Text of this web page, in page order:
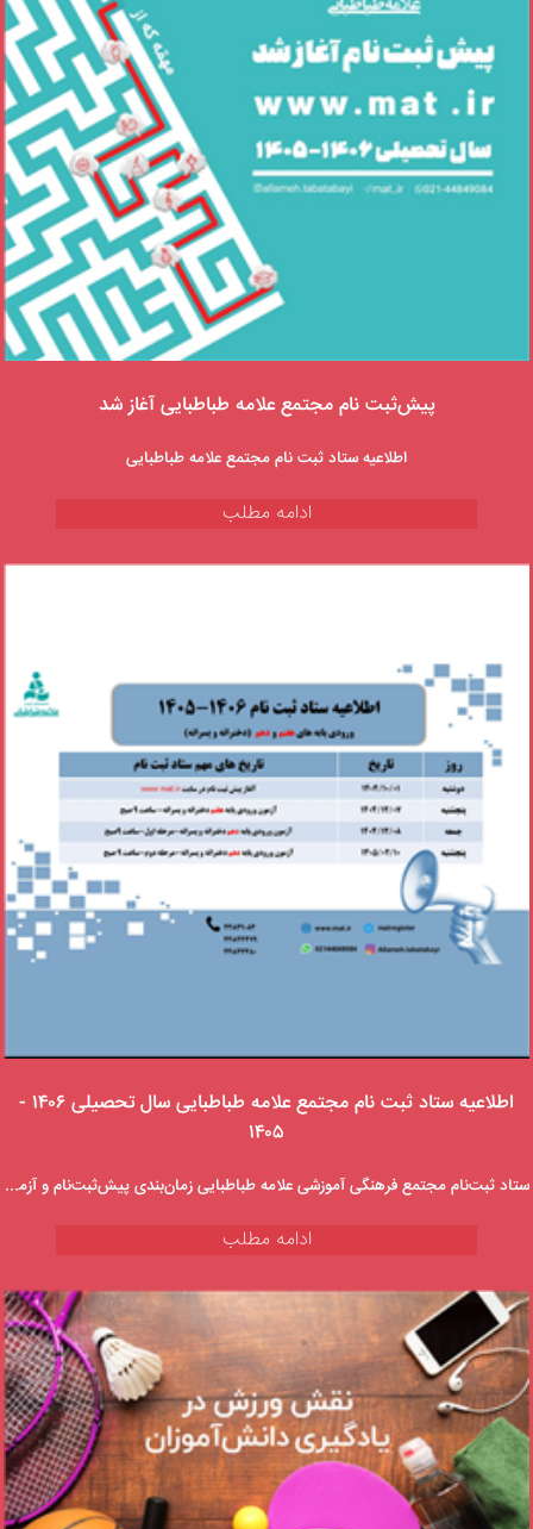
پیش‌ثبت نام مجتمع علامه طباطبایی آغاز شد
اطلاعیه ستاد ثبت نام مجتمع علامه طباطبایی
ادامه مطلب
اطلاعیه ستاد ثبت نام مجتمع علامه طباطبایی سال تحصیلی ۱۴۰۶ -
۱۴۰۵
ستاد ثبت‌نام مجتمع فرهنگی آموزشی علامه طباطبایی زمان‌بندی پیش‌ثبت‌نام و آزمون‌های ورودی پایه‌های هفتم و دهم پسرانه و دخترانه را اعلام کرد.
ادامه مطلب